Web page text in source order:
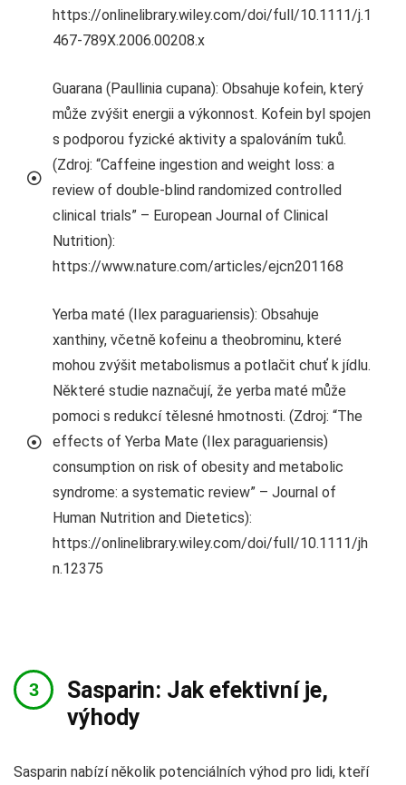
https://onlinelibrary.wiley.com/doi/full/10.1111/j.1
467-789X.2006.00208.x
Guarana (Paullinia cupana): Obsahuje kofein, který
může zvýšit energii a výkonnost. Kofein byl spojen
s podporou fyzické aktivity a spalováním tuků.
(Zdroj: “Caffeine ingestion and weight loss: a
review of double-blind randomized controlled
clinical trials” – European Journal of Clinical
Nutrition):
https://www.nature.com/articles/ejcn201168
Yerba maté (Ilex paraguariensis): Obsahuje
xanthiny, včetně kofeinu a theobrominu, které
mohou zvýšit metabolismus a potlačit chuť k jídlu.
Některé studie naznačují, že yerba maté může
pomoci s redukcí tělesné hmotnosti. (Zdroj: “The
effects of Yerba Mate (Ilex paraguariensis)
consumption on risk of obesity and metabolic
syndrome: a systematic review” – Journal of
Human Nutrition and Dietetics):
https://onlinelibrary.wiley.com/doi/full/10.1111/jh
n.12375
Sasparin: Jak efektivní je,
výhody
Sasparin nabízí několik potenciálních výhod pro lidi, kteří